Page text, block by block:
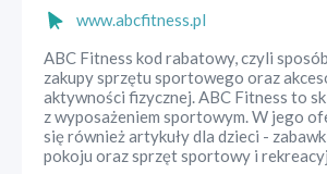
www.abcfitness.pl
ABC Fitness kod rabatowy, czyli
zakupy sprzętu sportowego oraz
aktywności fizycznej. ABC Fitness to
z wyposażeniem sportowym. W jego
się również artykuły dla dzieci -
pokoju oraz sprzęt sportowy i